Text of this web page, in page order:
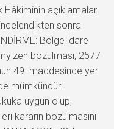
açıklamaları
sonra
Bölge idare
bozulması, 2577
49. maddesinde yer
mümkündür.
uygun olup,
kararın bozulmasını